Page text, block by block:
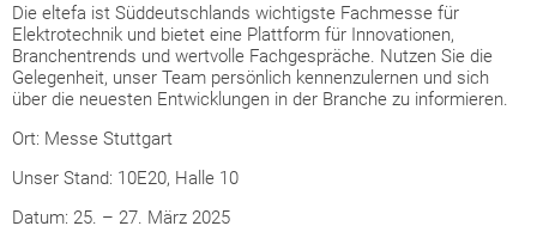
Die eltefa ist Süddeutschlands wichtigste Fachmesse für
Elektrotechnik und bietet eine Plattform für Innovationen,
Branchentrends und wertvolle Fachgespräche. Nutzen Sie die
Gelegenheit, unser Team persönlich kennenzulernen und sich
über die neuesten Entwicklungen in der Branche zu informieren.
Ort: Messe Stuttgart
Unser Stand: 10E20, Halle 10
Datum: 25. – 27. März 2025